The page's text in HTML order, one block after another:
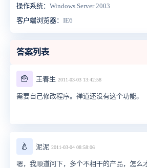
操作系统： Windows Server 2003
客户端浏览器： IE6
答案列表
🍟 王春生 2011-03-03 13:42:58
需要自己修改程序。禅道还没有这个功能。
🍐 泥泥 2011-03-04 08:58:06
嗯，我顺道问下，多个不相干的产品，怎么